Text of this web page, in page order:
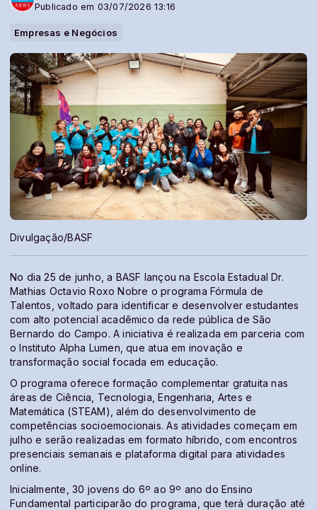
Publicado em 03/07/2026 13:16
Empresas e Negócios
Divulgação/BASF
No dia 25 de junho, a BASF lançou na Escola Estadual Dr.
Mathias Octavio Roxo Nobre o programa Fórmula de
Talentos, voltado para identificar e desenvolver estudantes
com alto potencial acadêmico da rede pública de São
Bernardo do Campo. A iniciativa é realizada em parceria com
o Instituto Alpha Lumen, que atua em inovação e
transformação social focada em educação.
O programa oferece formação complementar gratuita nas
áreas de Ciência, Tecnologia, Engenharia, Artes e
Matemática (STEAM), além do desenvolvimento de
competências socioemocionais. As atividades começam em
julho e serão realizadas em formato híbrido, com encontros
presenciais semanais e plataforma digital para atividades
online.
Inicialmente, 30 jovens do 6º ao 9º ano do Ensino
Fundamental participarão do programa, que terá duração até